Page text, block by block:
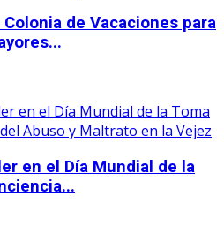
Colonia de Vacaciones para
en el Día Mundial de la